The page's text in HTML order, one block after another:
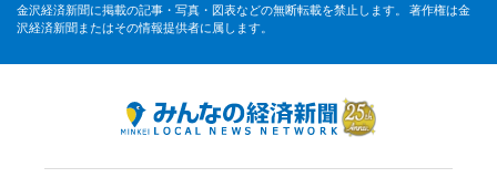
金沢経済新聞に掲載の記事・写真・図表などの無断転載を禁止します。 著作権は金
沢経済新聞またはその情報提供者に属します。